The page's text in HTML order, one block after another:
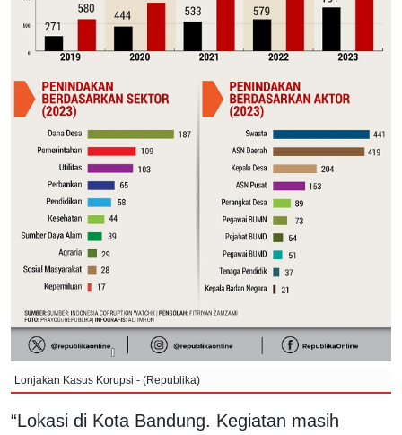
Lonjakan Kasus Korupsi - (Republika)
“Lokasi di Kota Bandung. Kegiatan masih